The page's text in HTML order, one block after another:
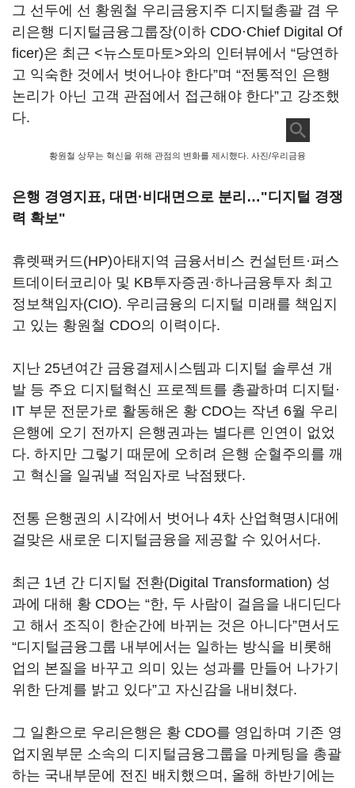
그 선두에 선 황원철 우리금융지주 디지털총괄 겸 우
리은행 디지털금융그룹장(이하 CDO·Chief Digital Of
ficer)은 최근 <뉴스토마토>와의 인터뷰에서 “당연하
고 익숙한 것에서 벗어나야 한다”며 “전통적인 은행
논리가 아닌 고객 관점에서 접근해야 한다”고 강조했
다.
황원철 상무는 혁신을 위해 관점의 변화를 제시했다. 사진/우리금융
은행 경영지표, 대면·비대면으로 분리…"디지털 경쟁
력 확보"
휴렛팩커드(HP)아태지역 금융서비스 컨설턴트·퍼스
트데이터코리아 및 KB투자증권·하나금융투자 최고
정보책임자(CIO). 우리금융의 디지털 미래를 책임지
고 있는 황원철 CDO의 이력이다.
지난 25년여간 금융결제시스템과 디지털 솔루션 개
발 등 주요 디지털혁신 프로젝트를 총괄하며 디지털·
IT 부문 전문가로 활동해온 황 CDO는 작년 6월 우리
은행에 오기 전까지 은행권과는 별다른 인연이 없었
다. 하지만 그렇기 때문에 오히려 은행 순혈주의를 깨
고 혁신을 일궈낼 적임자로 낙점됐다.
전통 은행권의 시각에서 벗어나 4차 산업혁명시대에
걸맞은 새로운 디지털금융을 제공할 수 있어서다.
최근 1년 간 디지털 전환(Digital Transformation) 성
과에 대해 황 CDO는 “한, 두 사람이 걸음을 내디딘다
고 해서 조직이 한순간에 바뀌는 것은 아니다”면서도
“디지털금융그룹 내부에서는 일하는 방식을 비롯해
업의 본질을 바꾸고 의미 있는 성과를 만들어 나가기
위한 단계를 밝고 있다”고 자신감을 내비쳤다.
그 일환으로 우리은행은 황 CDO를 영입하며 기존 영
업지원부문 소속의 디지털금융그룹을 마케팅을 총괄
하는 국내부문에 전진 배치했으며, 올해 하반기에는